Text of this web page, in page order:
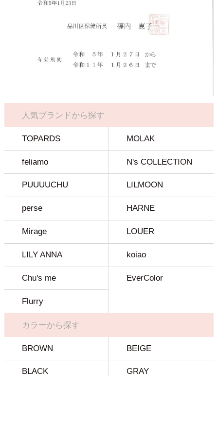
人気ブランドから探す
TOPARDS MOLAK
feliamo N's COLLECTION
PUUUUCHU LILMOON
perse HARNE
Mirage LOUER
LILY ANNA koiao
Chu's me EverColor
Flurry
カラーから探す
BROWN BEIGE
BLACK GRAY